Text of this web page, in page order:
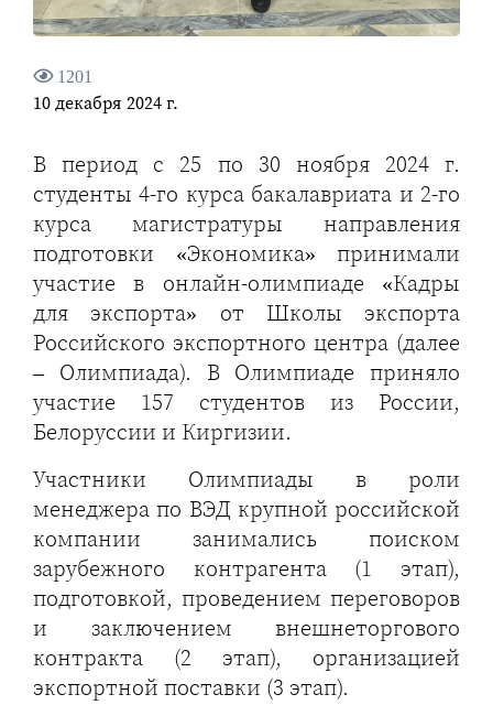
1201
10 декабря 2024 г.
В период с 25 по 30 ноября 2024 г.
студенты 4-го курса бакалавриата и 2-го
курса магистратуры направления
подготовки «Экономика» принимали
участие в онлайн-олимпиаде «Кадры
для экспорта» от Школы экспорта
Российского экспортного центра (далее
– Олимпиада). В Олимпиаде приняло
участие 157 студентов из России,
Белоруссии и Киргизии.
Участники Олимпиады в роли
менеджера по ВЭД крупной российской
компании занимались поиском
зарубежного контрагента (1 этап),
подготовкой, проведением переговоров
и заключением внешнеторгового
контракта (2 этап), организацией
экспортной поставки (3 этап).